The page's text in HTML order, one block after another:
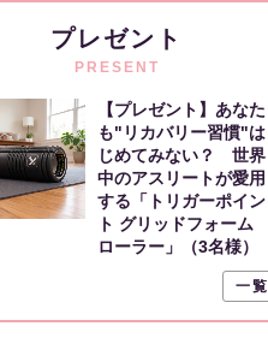
プレゼント
PRESENT
【プレゼント】あなた
も"リカバリー習慣"は
じめてみない？ 世界
中のアスリートが愛用
する「トリガーポイン
ト グリッドフォーム
ローラー」（3名様）
一覧